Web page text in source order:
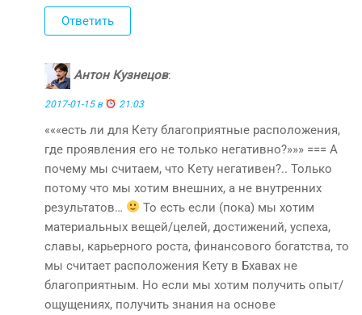
Ответить
Антон Кузнецов:
2017-01-15 в 21:03
«««есть ли для Кету благоприятные расположения,
где проявления его не только негативно?»»» === А
почему мы считаем, что Кету негативен?.. Только
потому что мы хотим внешних, а не внутренних
результатов…
То есть если (пока) мы хотим
материальных вещей/целей, достижений, успеха,
славы, карьерного роста, финансового богатства, то
мы считает расположения Кету в Бхавах не
благоприятным. Но если мы хотим получить опыт/
ощущениях, получить знания на основе